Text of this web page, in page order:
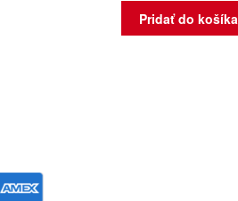
Pridať do košíka